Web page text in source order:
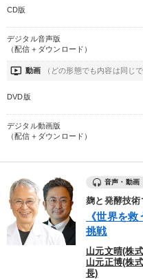
女性経営者 コミュニケ
ドラッカー モノづくり
いい会社 人事戦略
※「更新」を押すと「タグ・キーワード」
CD版
デジタル音声版
（配信＋ダウンロード）
ondemand_video 動画 （どの形態でも内容は同じで
DVD版
デジタル動画版
（配信＋ダウンロード）
音声・動画
麹と発酵技術
《世界を
挑戦
山元文晴(株
山元正博(株
長)